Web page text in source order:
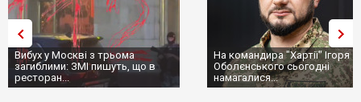
Вибух у Москві з трьома
загиблими: ЗМІ пишуть, що в
ресторан...
На командира "Хартії" Ігоря
Оболєнського сьогодні
намагалися...